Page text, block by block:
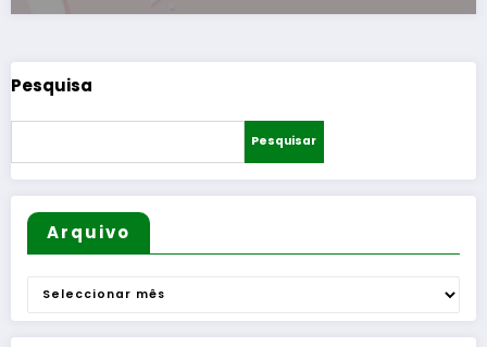
Pesquisa
Pesquisar
Arquivo
Arquivo